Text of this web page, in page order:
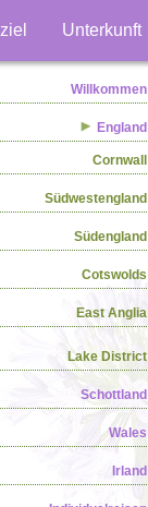
Unterkunft
Willkommen
England
Cornwall
Südwestengland
Südengland
Cotswolds
East Anglia
Lake District
Schottland
Wales
Irland